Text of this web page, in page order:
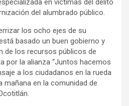
en víctimas del delito
del alumbrado público.
los ocho ejes de su
basado un buen gobierno y
de los recursos públicos de
por la alianza “Juntos hacemos
a los ciudadanos en la rueda
mañana en la comunidad de